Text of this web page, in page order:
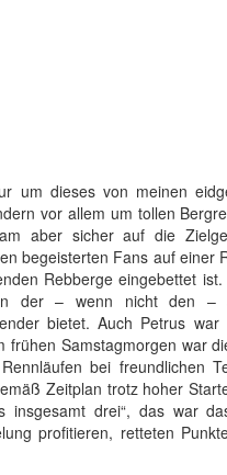
um dieses von meinen
vor allem um tollen
aber sicher auf die
begeisterten Fans auf einer
Rebberge eingebettet
der – wenn nicht den –
bietet. Auch Petrus war
Samstagmorgen war
bei freundlichen
Zeitplan trotz hoher
insgesamt drei“, das war
profitieren, retteten